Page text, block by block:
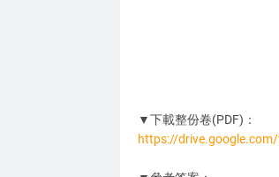
▼下載整份卷(PDF)：
https://